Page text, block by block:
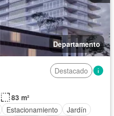
Departamento
Destacado
83 m²
Estacionamiento
Jardín